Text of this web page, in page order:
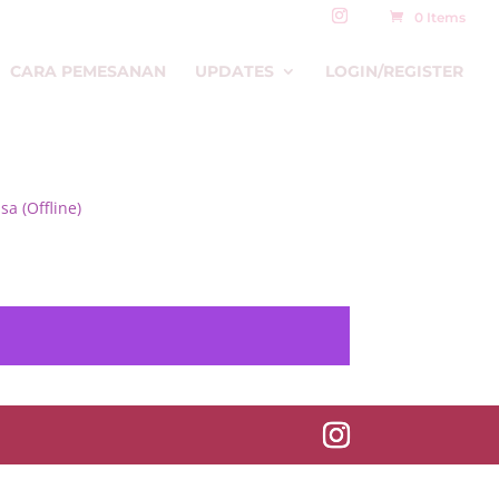
0 Items
CARA PEMESANAN UPDATES LOGIN/REGISTER
(Offline)